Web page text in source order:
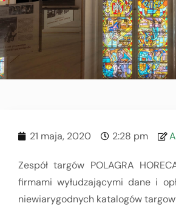
21 maja, 2020 2:28 pm
Zespół targów POLAGRA
firmami wyłudzającymi dane i
niewiarygodnych katalogów